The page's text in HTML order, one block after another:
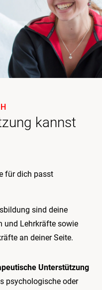
kannst
für dich passt
sind deine
und Lehrkräfte sowie
an deiner Seite.
Unterstützung
psychologische oder